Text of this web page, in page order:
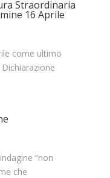
Straordinaria
16 Aprile
come ultimo
“non
che